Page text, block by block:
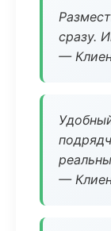
сразу.
—
—